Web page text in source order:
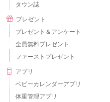
タウン誌
プレゼント
プレゼント＆アンケート
全員無料プレゼント
ファーストプレゼント
アプリ
ベビーカレンダーアプリ
体重管理アプリ